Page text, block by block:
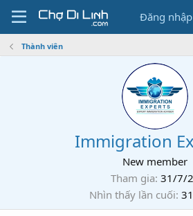
Đăng nhập
Thành viên
Immigration
New member
Tham gia 31/7/
Nhìn thấy lần cuối